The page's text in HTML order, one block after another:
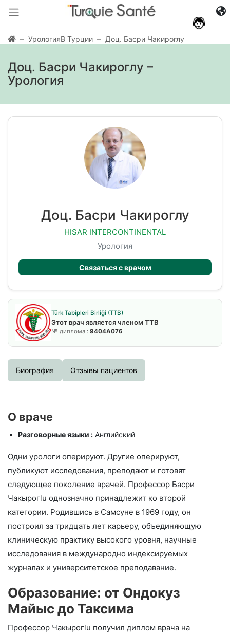
УрологияВ Турции Доц. Басри Чакироглу
Доц. Басри Чакироглу –
Урология
Доц. Басри Чакироглу
HISAR INTERCONTINENTAL
Урология
Связаться с врачом
Türk Tabipleri Birliği (TTB)
Этот врач является членом TTB
№ диплома : 9404A076
Биография Отзывы пациентов
О враче
Разговорные языки : Английский
Одни урологи оперируют. Другие оперируют,
публикуют исследования, преподают и готовят
следующее поколение врачей. Профессор Басри
Чакырогlu однозначно принадлежит ко второй
категории. Родившись в Самсуне в 1969 году, он
построил за тридцать лет карьеру, объединяющую
клиническую практику высокого уровня, научные
исследования в международно индексируемых
журналах и университетское преподавание.
Образование: от Ондокуз
Майыс до Таксима
Профессор Чакырогlu получил диплом врача на